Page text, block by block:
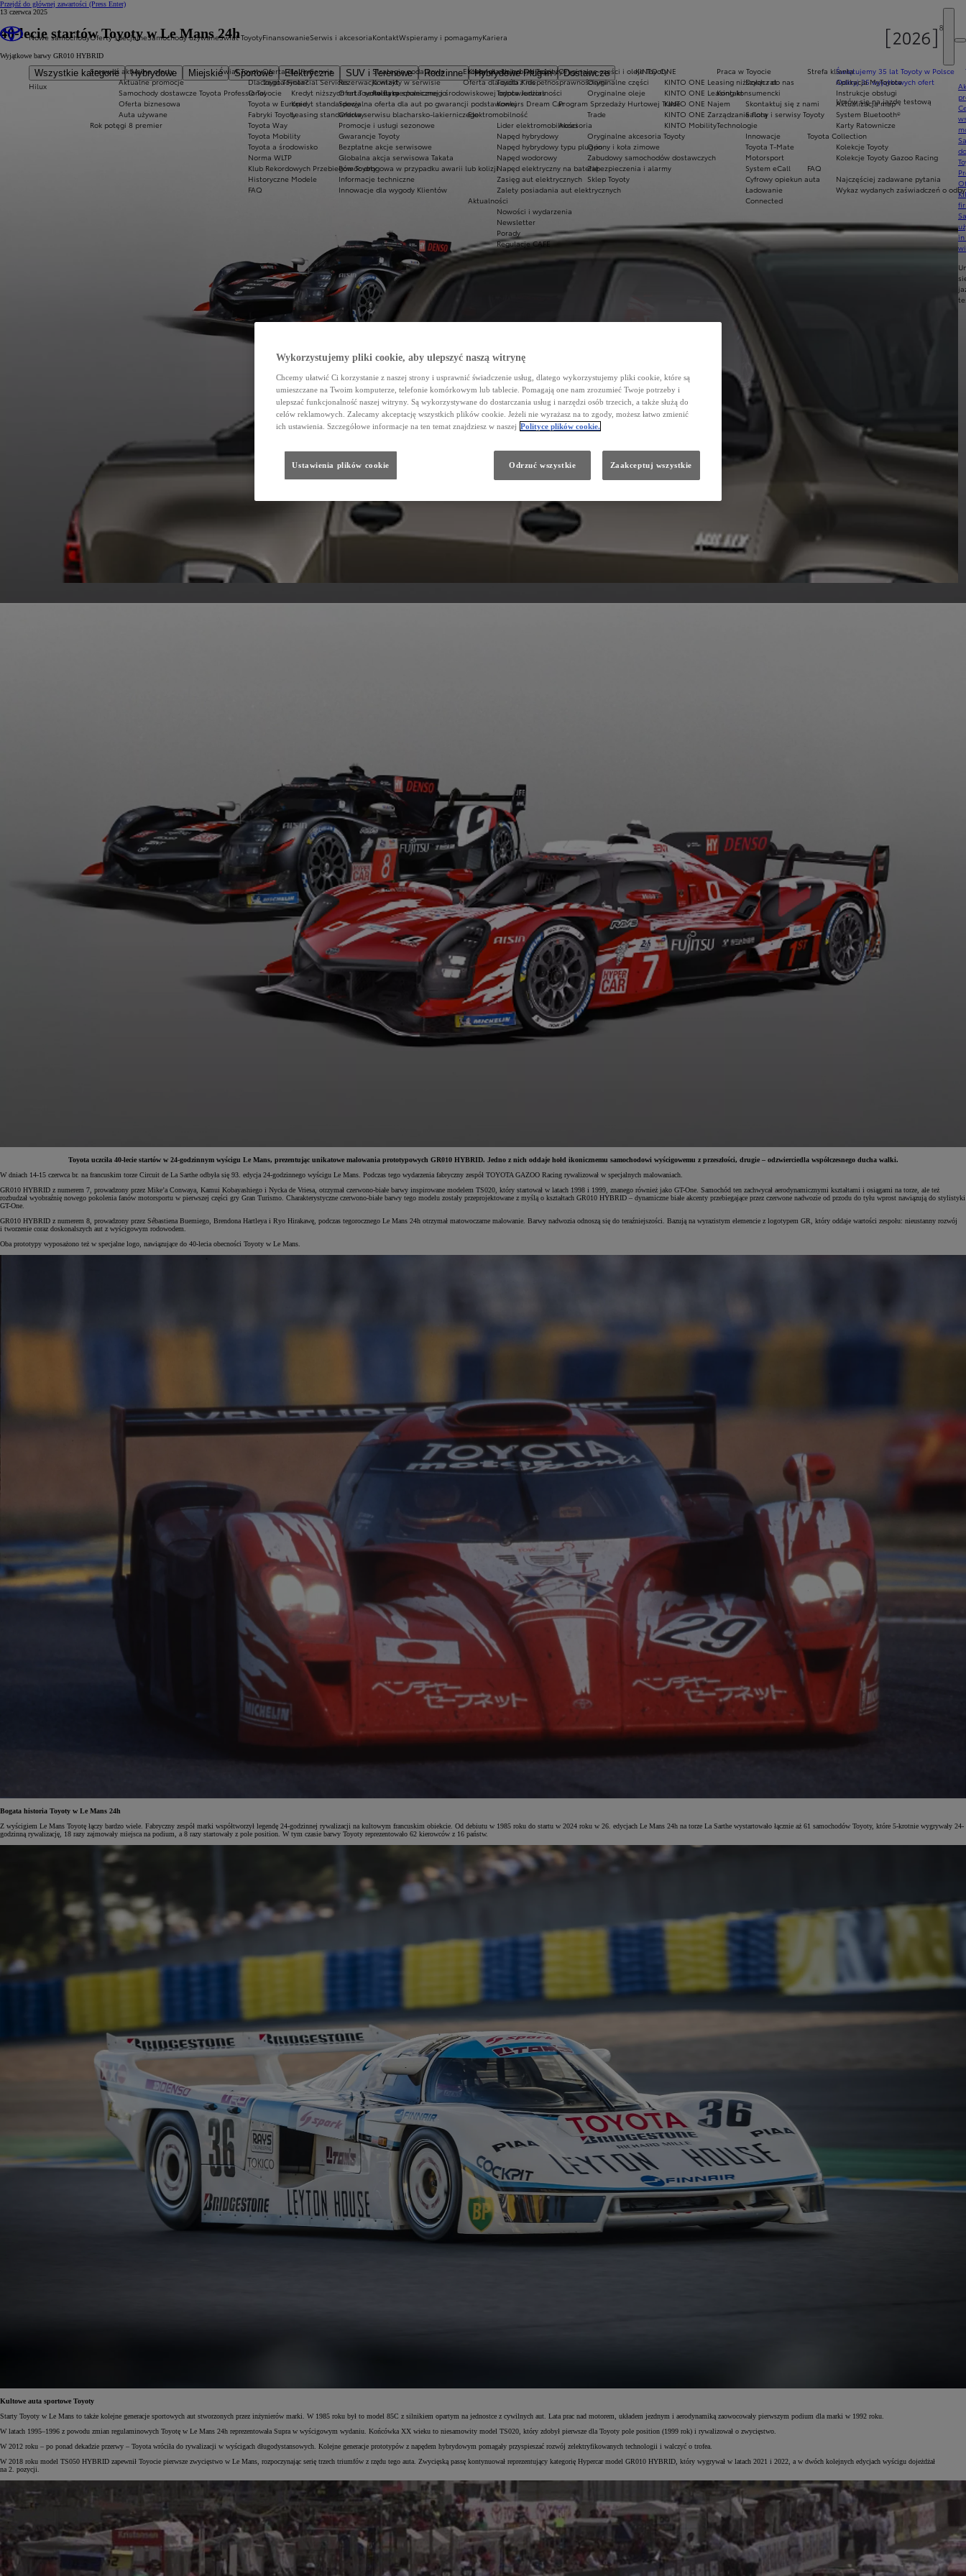
Przejdź do głównej zawartości (Press Enter)
Nowe samochody
Wszystkie kategorie Hybrydowe Miejskie Sportowe Elektryczne SUV i Terenowe Rodzinne Hybrydowe Plug-in
Dostawcze
Hilux
Od197 400 złnetto
PROACE Max
RÓWNIEŻ ELECTRIC
in
Oferty specjalne
Sprawdź aktualne oferty
Aktualne promocje
Samochody dostawcze Toyota Professional
Oferta biznesowa
Auta używane
Rok potęgi 8 premier
Ekobonus dla hybryd Toyoty
Oferta dla osób z niepełnosprawnościami
Świętujemy 35 lat Toyoty w Polsce
Odkryj 35 wyjątkowych ofert
Umów się na jazdę testową
Samochody używaneŚwiat Toyoty
Świat Toyoty
Dlaczego Toyota?
O Toyocie
Toyota w Europie
Fabryki Toyoty
Toyota Way
Toyota Mobility
Toyota a środowisko
Norma WLTP
Klub Rekordowych Przebiegów Toyoty
Historyczne Modele
FAQ
Kluby dla dzieci i młodzieży
Toyota Kids
Toyota Juniors
Konkurs Dream Car
Elektromobilność
Lider elektromobilności
Napęd hybrydowy
Napęd hybrydowy typu plug-in
Napęd wodorowy
Napęd elektryczny na baterię
Zasięg aut elektrycznych
Zalety posiadania aut elektrycznych
Aktualności
Nowości i wydarzenia
Newsletter
Porady
Regulacje CAFE
Praca w Toyocie
Dołącz do nas
Kontakt
Skontaktuj się z nami
Salony i serwisy Toyoty
Technologie
Innowacje
Toyota T-Mate
Motorsport
System eCall
Cyfrowy opiekun auta
Ładowanie
Connected
Finansowanie
Oferta dla firm
Toyota Financial Services
Kredyt niższych rat Toyota Easy
Kredyt standardowy
Leasing standardowy
KINTO ONE
KINTO ONE Leasing niższych rat
KINTO ONE Leasing konsumencki
KINTO ONE Najem
KINTO ONE Zarządzanie flotą
KINTO Mobility
Serwis i akcesoria
Serwis
Rezerwacja wizyty w serwisie
Oferta serwisu mechanicznego
Specjalna oferta dla aut po gwarancji podstawowej
Oferta serwisu blacharsko-lakierniczego
Promocje i usługi sezonowe
Gwarancje Toyoty
Bezpłatne akcje serwisowe
Globalna akcja serwisowa Takata
Pomoc drogowa w przypadku awarii lub kolizji
Informacje techniczne
Innowacje dla wygody Klientów
Oryginalne części i oleje Toyoty
Oryginalne części
Oryginalne oleje
Program Sprzedaży Hurtowej Trade
Trade
Akcesoria
Oryginalne akcesoria Toyoty
Opony i koła zimowe
Zabudowy samochodów dostawczych
Zabezpieczenia i alarmy
Sklep Toyoty
Strefa klienta
Aplikacja MyToyota
Instrukcje obsługi
Aktualizacja map
System Bluetooth®
Karty Ratownicze
Toyota Collection
Kolekcje Toyoty
Kolekcje Toyoty Gazoo Racing
FAQ
Najczęściej zadawane pytania
Wykaz wydanych zaświadczeń o
Kontakt
Strategia podatkowa
Kontakt
Polityka społecznej i środowiskowej odpowiedzialności
Wspieramy i pomagamyKariera
13 czerwca 2025
40-lecie startów Toyoty w Le Mans 24h
Wyjątkowe barwy GR010 HYBRID
Toyota uczciła 40-lecie startów w 24-godzinnym wyścigu Le Mans, prezentując unikatowe malowania prototypowych GR010 HYBRID. Jedno z nich oddaje hołd ikonicznemu samochodowi wyścigowemu z przeszłości, drugie – odzwierciedla współczesnego ducha walki.
W dniach 14-15 czerwca br. na francuskim torze Circuit de La Sarthe odbyła się 93. edycja 24-godzinnego wyścigu Le Mans. Podczas tego wydarzenia fabryczny zespół TOYOTA GAZOO Racing rywalizował w specjalnych malowaniach.
GR010 HYBRID z numerem 7, prowadzony przez Mike’a Conwaya, Kamui Kobayashiego i Nycka de Vriesa, otrzymał czerwono-białe barwy inspirowane modelem TS020, który startował w latach 1998 i 1999, znanego również jako GT-One. Samochód ten zachwycał aerodynamicznymi kształtami i osiągami na torze, ale też
rozbudzał wyobraźnię nowego pokolenia fanów motorsportu w pierwszej części gry Gran Turismo. Charakterystyczne czerwono-białe barwy tego modelu zostały przeprojektowane z myślą o kształtach GR010 HYBRID – dynamiczne białe akcenty przebiegające przez czerwone nadwozie od przodu do tyłu wprost nawiązują do stylistyki
GT-One.
GR010 HYBRID z numerem 8, prowadzony przez Sébastiena Buemiego, Brendona Hartleya i Ryo Hirakawę, podczas tegorocznego Le Mans 24h otrzymał matowoczarne malowanie. Barwy nadwozia odnoszą się do teraźniejszości. Bazują na wyrazistym elemencie z logotypem GR, który oddaje wartości zespołu: nieustanny rozwój
i tworzenie coraz doskonalszych aut z wyścigowym rodowodem.
Oba prototypy wyposażono też w specjalne logo, nawiązujące do 40-lecia obecności Toyoty w Le Mans.
Bogata historia Toyoty w Le Mans 24h
Z wyścigiem Le Mans Toyotę łączy bardzo wiele. Fabryczny zespół marki współtworzył legendę 24-godzinnej rywalizacji na kultowym francuskim obiekcie. Od debiutu w 1985 roku do startu w 2024 roku w 26. edycjach Le Mans 24h na torze La Sarthe wystartowało łącznie aż 61 samochodów Toyoty, które 5-krotnie wygrywały 24-
godzinną rywalizację, 18 razy zajmowały miejsca na podium, a 8 razy startowały z pole position. W tym czasie barwy Toyoty reprezentowało 62 kierowców z 16 państw.
Kultowe auta sportowe Toyoty
Starty Toyoty w Le Mans to także kolejne generacje sportowych aut stworzonych przez inżynierów marki. W 1985 roku był to model 85C z silnikiem opartym na jednostce z cywilnych aut. Lata prac nad motorem, układem jezdnym i aerodynamiką zaowocowały pierwszym podium dla marki w 1992 roku.
W latach 1995–1996 z powodu zmian regulaminowych Toyotę w Le Mans 24h reprezentowała Supra w wyścigowym wydaniu. Końcówka XX wieku to niesamowity model TS020, który zdobył pierwsze dla Toyoty pole position (1999 rok) i rywalizował o zwycięstwo.
W 2012 roku – po ponad dekadzie przerwy – Toyota wróciła do rywalizacji w wyścigach długodystansowych. Kolejne generacje prototypów z napędem hybrydowym pomagały przyspieszać rozwój zelektryfikowanych technologii i walczyć o trofea.
W 2018 roku model TS050 HYBRID zapewnił Toyocie pierwsze zwycięstwo w Le Mans, rozpoczynając serię trzech triumfów z rzędu tego auta. Zwycięską passę kontynuował reprezentujący kategorię Hypercar model GR010 HYBRID, który wygrywał w latach 2021 i 2022, a w dwóch kolejnych edycjach wyścigu dojeżdżał
na 2. pozycji.
Wykorzystujemy pliki cookie, aby ulepszyć naszą witrynę
Chcemy ułatwić Ci korzystanie z naszej strony i usprawnić świadczenie usług, dlatego wykorzystujemy pliki cookie, które są
umieszczane na Twoim komputerze, telefonie komórkowym lub tablecie. Pomagają one nam zrozumieć Twoje potrzeby i
ulepszać funkcjonalność naszej witryny. Są wykorzystywane do dostarczania usług i narzędzi osób trzecich, a także służą do
celów reklamowych. Zalecamy akceptację wszystkich plików cookie. Jeżeli nie wyrażasz na to zgody, możesz łatwo zmienić
ich ustawienia. Szczegółowe informacje na ten temat znajdziesz w naszej Polityce plików cookie.
Odrzuć wszystkie Zaakceptuj wszystkie
Ustawienia plików cookie